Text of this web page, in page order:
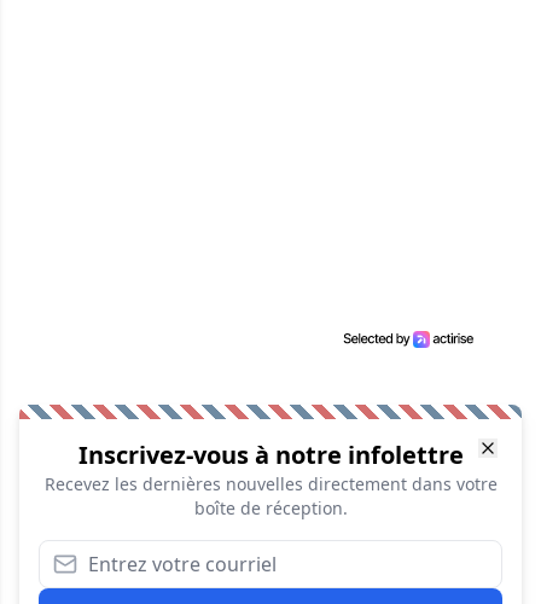
Inscrivez-vous à notre infolettre
Recevez les dernières nouvelles directement dans votre
boîte de réception.